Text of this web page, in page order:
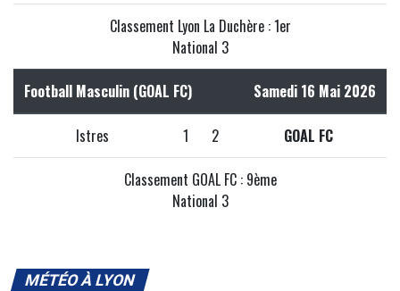
Classement Lyon La Duchère : 1er
National 3
Football Masculin (GOAL FC) Samedi 16 Mai 2026
Istres 1 2 GOAL FC
Classement GOAL FC : 9ème
National 3
MÉTÉO À LYON